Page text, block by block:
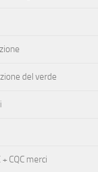
del verde
CQC merci